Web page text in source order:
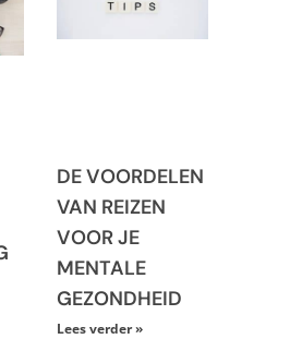
DE VOORDELEN
VAN REIZEN
VOOR JE
MENTALE
GEZONDHEID
Lees verder »